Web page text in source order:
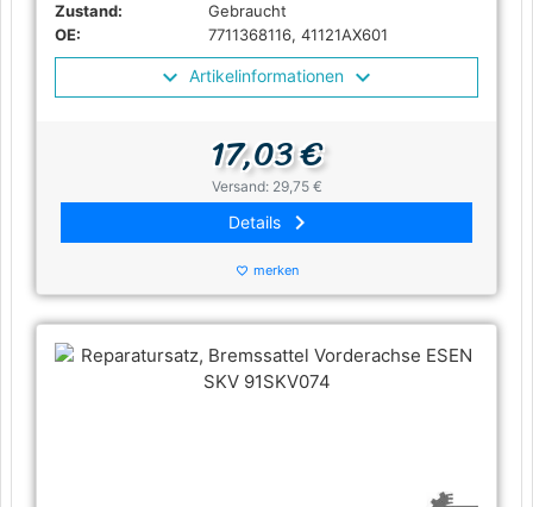
Zustand:
Gebraucht
OE:
7711368116, 41121AX601
Artikelinformationen
17,03 €
Versand: 29,75 €
Details keyboard_arrow_right
favorite_border merken